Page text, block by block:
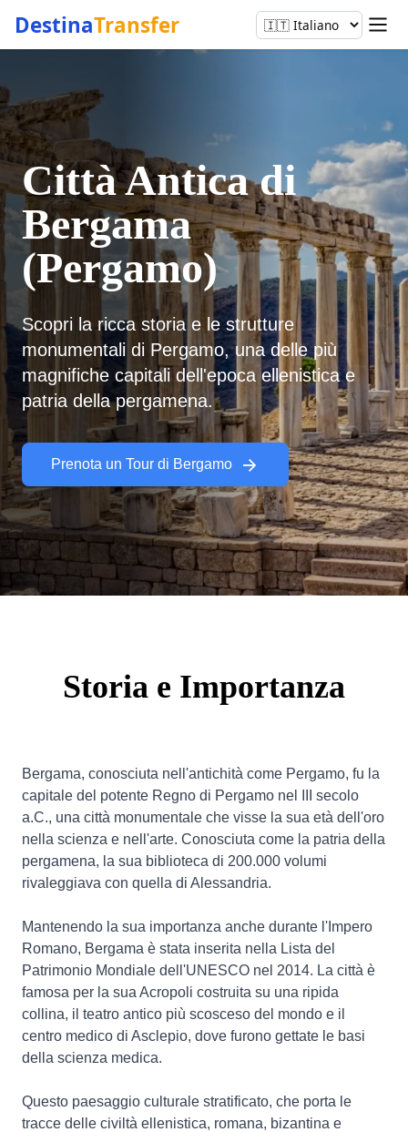
DestinaTransfer
Città Antica di
Bergama
(Pergamo)
Scopri la ricca storia e le strutture
monumentali di Pergamo, una delle più
magnifiche capitali dell'epoca ellenistica e
patria della pergamena.
Prenota un Tour di Bergamo
Storia e Importanza
Bergama, conosciuta nell'antichità come Pergamo, fu la
capitale del potente Regno di Pergamo nel III secolo
a.C., una città monumentale che visse la sua età dell'oro
nella scienza e nell'arte. Conosciuta come la patria della
pergamena, la sua biblioteca di 200.000 volumi
rivaleggiava con quella di Alessandria.
Mantenendo la sua importanza anche durante l'Impero
Romano, Bergama è stata inserita nella Lista del
Patrimonio Mondiale dell'UNESCO nel 2014. La città è
famosa per la sua Acropoli costruita su una ripida
collina, il teatro antico più scosceso del mondo e il
centro medico di Asclepio, dove furono gettate le basi
della scienza medica.
Questo paesaggio culturale stratificato, che porta le
tracce delle civiltà ellenistica, romana, bizantina e